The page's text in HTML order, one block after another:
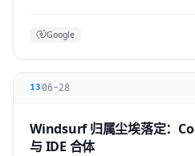
Google
13 06-28
Windsurf 归属尘埃落定：
与 IDE 合体